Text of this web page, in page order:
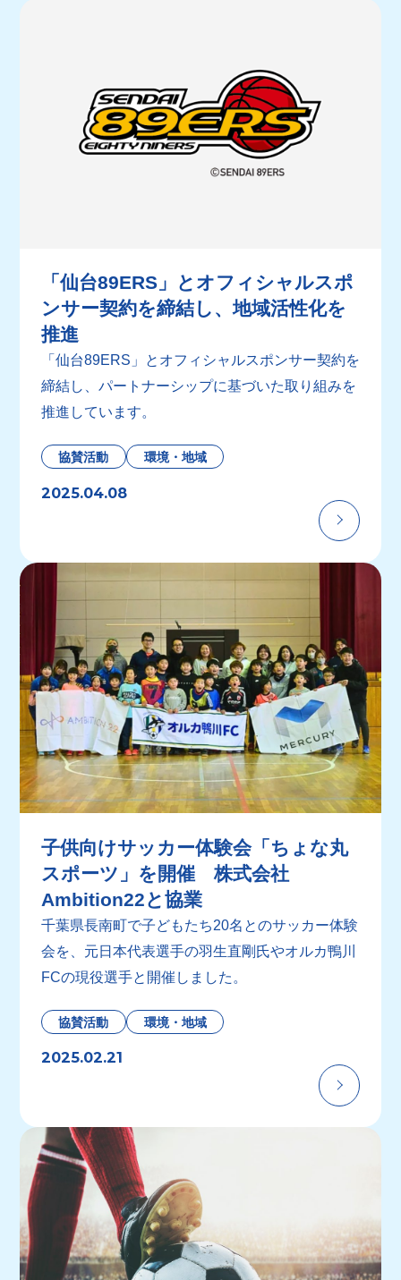
「仙台89ERS」とオフィシャルスポ
ンサー契約を締結し、地域活性化を
推進
「仙台89ERS」とオフィシャルスポンサー契約を
締結し、パートナーシップに基づいた取り組みを
推進しています。
協賛活動 環境・地域
2025.04.08
子供向けサッカー体験会「ちょな丸
スポーツ」を開催 株式会社
Ambition22と協業
千葉県長南町で子どもたち20名とのサッカー体験
会を、元日本代表選手の羽生直剛氏やオルカ鴨川
FCの現役選手と開催しました。
協賛活動 環境・地域
2025.02.21